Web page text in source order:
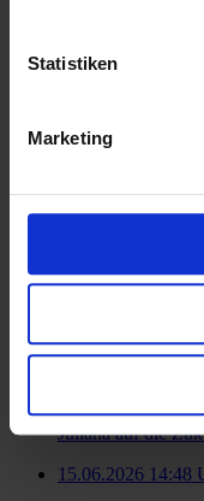
Statistiken
Marketing
Zur Übersicht
Gemeinsam Kurs
Juliana auf die
15.06.2026 14:48